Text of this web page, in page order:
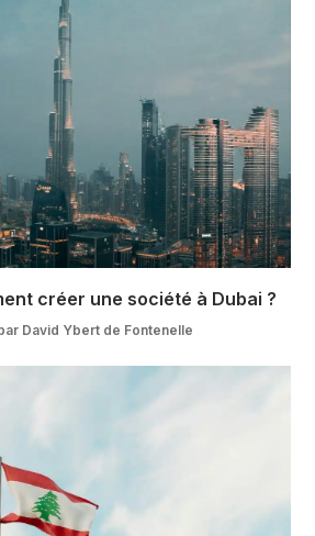
créer une société à Dubai ?
David Ybert de Fontenelle